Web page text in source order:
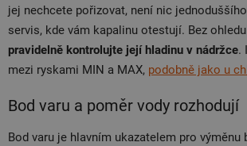
jej nechcete pořizovat, není nic
servis, kde vám kapalinu otestují. Bez
pravidelně kontrolujte její hladinu v nádržce.
mezi ryskami MIN a MAX, podobně jako u
Bod varu a poměr vody rozhodují
Bod varu je hlavním ukazatelem pro výměnu